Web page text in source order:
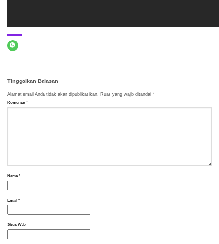
Tinggalkan Balasan
Alamat email Anda tidak akan dipublikasikan. Ruas yang wajib ditandai *
Komentar *
Nama*
Email *
Situs Web